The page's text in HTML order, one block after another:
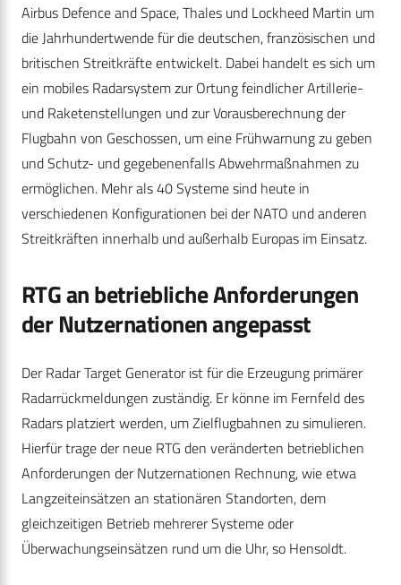
Airbus Defence and Space, Thales und Lockheed Martin um
die Jahrhundertwende für die deutschen, französischen und
britischen Streitkräfte entwickelt. Dabei handelt es sich um
ein mobiles Radarsystem zur Ortung feindlicher Artillerie-
und Raketenstellungen und zur Vorausberechnung der
Flugbahn von Geschossen, um eine Frühwarnung zu geben
und Schutz- und gegebenenfalls Abwehrmaßnahmen zu
ermöglichen. Mehr als 40 Systeme sind heute in
verschiedenen Konfigurationen bei der NATO und anderen
Streitkräften innerhalb und außerhalb Europas im Einsatz.
RTG an betriebliche Anforderungen
der Nutzernationen angepasst
Der Radar Target Generator ist für die Erzeugung primärer
Radarrückmeldungen zuständig. Er könne im Fernfeld des
Radars platziert werden, um Zielflugbahnen zu simulieren.
Hierfür trage der neue RTG den veränderten betrieblichen
Anforderungen der Nutzernationen Rechnung, wie etwa
Langzeiteinsätzen an stationären Standorten, dem
gleichzeitigen Betrieb mehrerer Systeme oder
Überwachungseinsätzen rund um die Uhr, so Hensoldt.